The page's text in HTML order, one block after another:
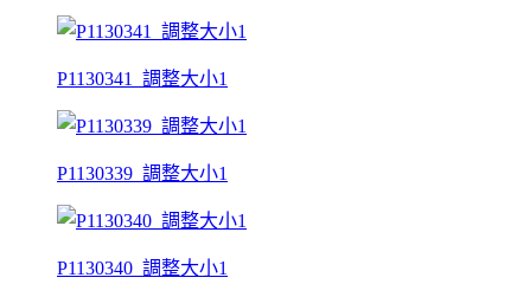
P1130341_調整大小1
P1130339_調整大小1
P1130340_調整大小1